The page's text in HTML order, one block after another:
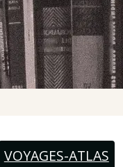
VOYAGES-ATLAS